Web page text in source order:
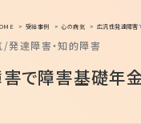
受給事例 心の病気 広汎性発達障害
発達障害・知的障害
で障害基礎年